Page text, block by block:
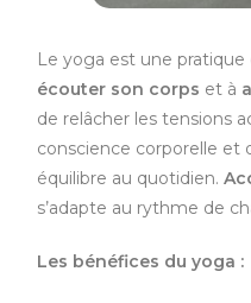
Le yoga est une
écouter son corps et à
de relâcher les tensions
conscience corporelle et
équilibre au quotidien.
s’adapte au rythme de
Les bénéfices du yoga :